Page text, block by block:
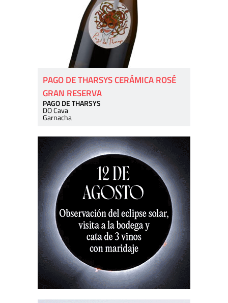
PAGO DE THARSYS CERÁMICA ROSÉ
GRAN RESERVA
PAGO DE THARSYS
DO Cava
Garnacha